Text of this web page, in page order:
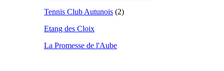
Tennis Club Autunois (2)
Etang des Cloix
La Promesse de l'Aube